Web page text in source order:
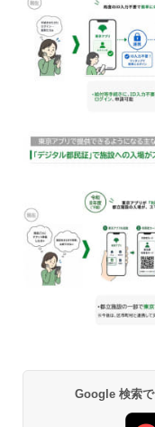
Google 検索